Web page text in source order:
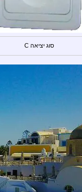
סוג יציאה C